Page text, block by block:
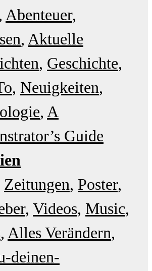
Abenteuer
Aktuelle
Geschichte
Neuigkeiten
A
Guide
Zeitungen Poster
Videos Music
Alles Verändern
deinen-